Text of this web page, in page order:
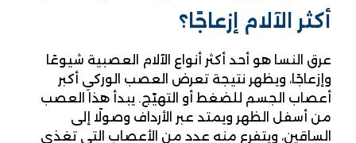
أكثر الآلام إزعاجًا؟
عرق النسا هو أحد أكثر أنواع الآلام العصبية شيوعًا
وإزعاجًا، ويظهر نتيجة تعرض العصب الوركي أكبر
أعصاب الجسم للضغط أو التهيّج. يبدأ هذا العصب
من أسفل الظهر ويمتد عبر الأرداف وصولًا إلى
الساقين، ويتفرع منه عدد من الأعصاب التي تغذي